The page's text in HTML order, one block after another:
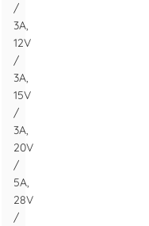
/
3A,
12V
/
3A,
15V
/
3A,
20V
/
5A,
28V
/